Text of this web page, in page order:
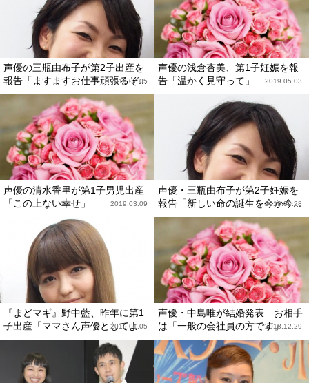
声優の三瓶由布子が第2子出産を
報告「ますますお仕事頑張るぞ...
2019.07.05
声優の浅倉杏美、第1子妊娠を報
告「温かく見守って」
2019.05.03
声優の清水香里が第1子男児出産
「この上ない幸せ」
2019.03.09
声優・三瓶由布子が第2子妊娠を
報告「新しい命の誕生を今か今...
2019.02.28
『まどマギ』野中藍、昨年に第1
子出産「ママさん声優としてよ...
2019.01.05
声優・中島唯が結婚発表 お相手
は「一般の会社員の方です」2018.12.29